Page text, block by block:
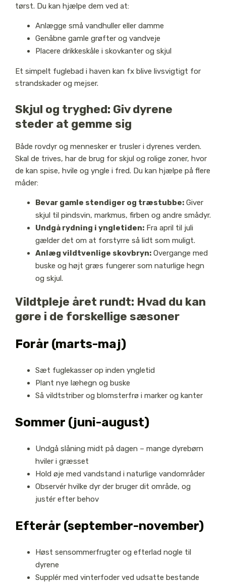
tørst. Du kan hjælpe dem ved at:
Anlægge små vandhuller eller damme
Genåbne gamle grøfter og vandveje
Placere drikkeskåle i skovkanter og skjul
Et simpelt fuglebad i haven kan fx blive livsvigtigt for
strandskader og mejser.
Skjul og tryghed: Giv dyrene
steder at gemme sig
Både rovdyr og mennesker er trusler i dyrenes verden.
Skal de trives, har de brug for skjul og rolige zoner, hvor
de kan spise, hvile og yngle i fred. Du kan hjælpe på flere
måder:
Bevar gamle stendiger og træstubbe:Giver
skjul til pindsvin, markmus, firben og andre smådyr.
Undgå rydning i yngletiden:Fra april til juli
gælder det om at forstyrre så lidt som muligt.
Anlæg vildtvenlige skovbryn:Overgange med
buske og højt græs fungerer som naturlige hegn
og skjul.
Vildtpleje året rundt: Hvad du kan
gøre i de forskellige sæsoner
Forår (marts-maj)
Sæt fuglekasser op inden yngletid
Plant nye læhegn og buske
Så vildtstriber og blomsterfrø i marker og kanter
Sommer (juni-august)
Undgå slåning midt på dagen – mange dyrebørn
hviler i græsset
Hold øje med vandstand i naturlige vandområder
Observér hvilke dyr der bruger dit område, og
justér efter behov
Efterår (september-november)
Høst sensommerfrugter og efterlad nogle til
dyrene
Supplér med vinterfoder ved udsatte bestande